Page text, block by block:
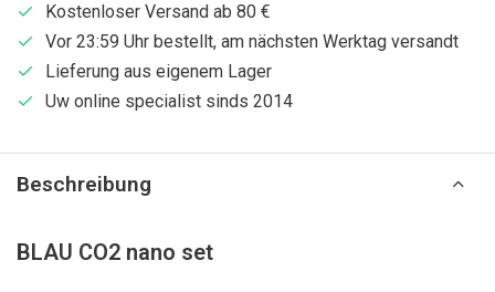
Kostenloser Versand ab 80 €
Vor 23:59 Uhr bestellt, am nächsten Werktag versandt
Lieferung aus eigenem Lager
Uw online specialist sinds 2014
Beschreibung
BLAU CO2 nano set